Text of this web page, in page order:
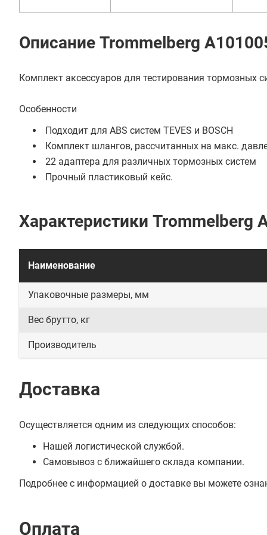
Описание Trommelberg
Комплект аксессуаров для тестирования тормозных
Особенности
Подходит для ABS систем TEVES и BOSCH
Комплект шлангов, рассчитанных на макс.
22 адаптера для различных тормозных систем
Прочный пластиковый кейс.
Характеристики Trommelberg
Наименование
Упаковочные размеры, мм
Вес брутто, кг
Производитель
Доставка
Осуществляется одним из следующих способов:
Нашей логистической службой.
Самовывоз с ближайшего склада компании.
Подробнее с информацией о доставке вы можете
Оплата